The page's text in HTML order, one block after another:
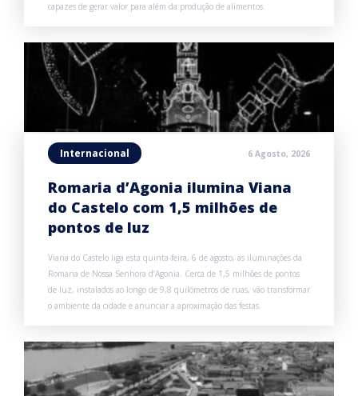
capazes de gerar valor para além da produção de alimentos.
Internacional 6 Agosto, 2026
Romaria d’Agonia ilumina Viana
do Castelo com 1,5 milhões de
pontos de luz
Viana do Castelo liga esta quinta-feira, 6 de agosto, as iluminações da
Romaria de Nossa Senhora d’Agonia. Cerca de 1,5 milhões de pontos
de luz, instalados ao longo de 9,8 quilómetros de ruas, vão transformar
o ambiente da cidade e anunciar a aproximação das festas.